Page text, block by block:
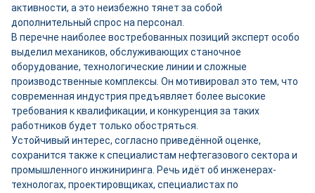
активности, а это неизбежно тянет за собой
дополнительный спрос на персонал.
В перечне наиболее востребованных позиций эксперт особо
выделил механиков, обслуживающих станочное
оборудование, технологические линии и сложные
производственные комплексы. Он мотивировал это тем, что
современная индустрия предъявляет более высокие
требования к квалификации, и конкуренция за таких
работников будет только обостряться.
Устойчивый интерес, согласно приведённой оценке,
сохранится также к специалистам нефтегазового сектора и
промышленного инжиниринга. Речь идёт об инженерах-
технологах, проектировщиках, специалистах по